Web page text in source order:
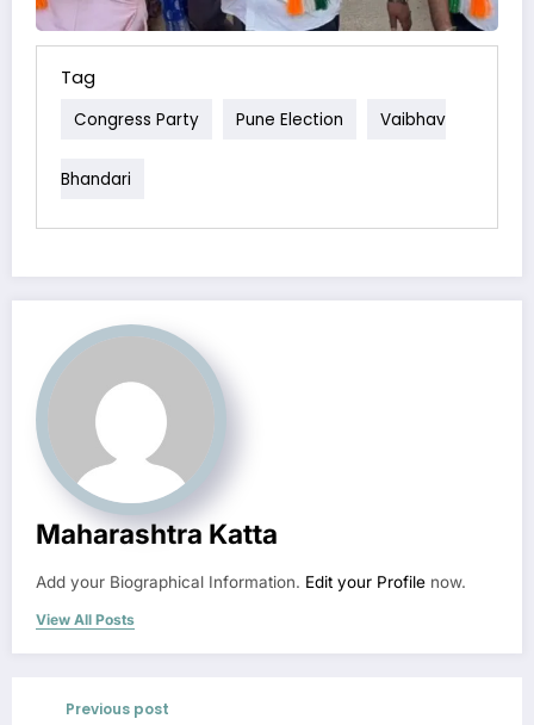
Tag
Congress Party Pune Election Vaibhav
Bhandari
Maharashtra Katta
Add your Biographical Information. Edit your Profile now.
View All Posts
Previous post